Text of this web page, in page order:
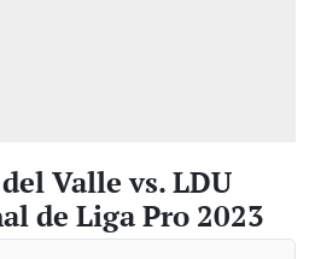
Valle vs. LDU
de Liga Pro 2023